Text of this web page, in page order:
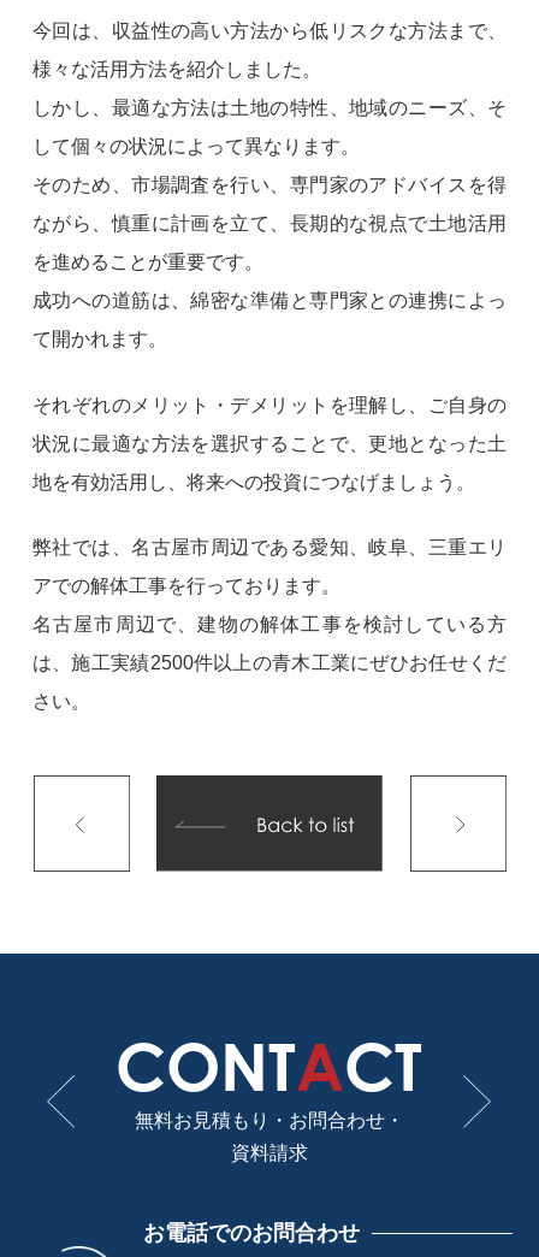
今回は、収益性の高い方法から低リスクな方法まで、
様々な活用方法を紹介しました。
しかし、最適な方法は土地の特性、地域のニーズ、そ
して個々の状況によって異なります。
そのため、市場調査を行い、専門家のアドバイスを得
ながら、慎重に計画を立て、長期的な視点で土地活用
を進めることが重要です。
成功への道筋は、綿密な準備と専門家との連携によっ
て開かれます。
それぞれのメリット・デメリットを理解し、ご自身の
状況に最適な方法を選択することで、更地となった土
地を有効活用し、将来への投資につなげましょう。
弊社では、名古屋市周辺である愛知、岐阜、三重エリ
アでの解体工事を行っております。
名古屋市周辺で、建物の解体工事を検討している方
は、施工実績2500件以上の青木工業にぜひお任せくだ
さい。
CONTACT
無料お見積もり・お問合わせ・
資料請求
お電話でのお問合わせ